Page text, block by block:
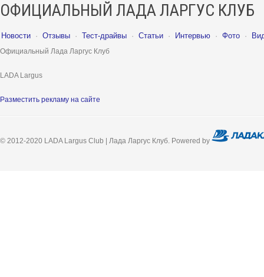
ОФИЦИАЛЬНЫЙ ЛАДА ЛАРГУС КЛУБ
Новости · Отзывы · Тест-драйвы · Статьи · Интервью · Фото ·
Официальный Лада Ларгус Клуб
LADA Largus
Разместить рекламу на сайте
© 2012-2020 LADA Largus Club | Лада Ларгус Клуб. Powered by